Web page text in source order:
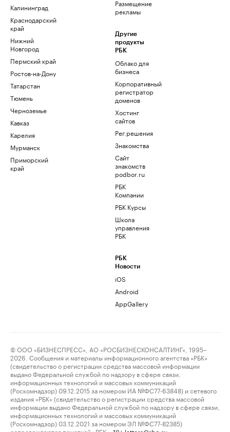
Калининград
Краснодарский
край
Нижний
Новгород
Пермский край
Ростов-на-Дону
Татарстан
Тюмень
Черноземье
Кавказ
Карелия
Мурманск
Приморский
край
Размещение
рекламы
Другие
продукты
РБК
Облако для
бизнеса
Корпоративный
регистратор
доменов
Хостинг
сайтов
Рег.решения
Знакомства
Сайт
знакомств
podbor.ru
РБК
Компании
РБК Курсы
Школа
управления
РБК
РБК
Новости
iOS
Android
AppGallery
© ООО «БИЗНЕСПРЕСС», АО «РОСБИЗНЕСКОНСАЛТИНГ», 1995–
2026. Сообщения и материалы информационного агентства «РБК»
(свидетельство о регистрации средства массовой информации
выдано Федеральной службой по надзору в сфере связи,
информационных технологий и массовых коммуникаций
(Роскомнадзор) 09.12.2015 за номером ИА №ФС77-63848) и сетевого
издания «РБК» (свидетельство о регистрации средства массовой
информации выдано Федеральной службой по надзору в сфере связи,
информационных технологий и массовых коммуникаций
(Роскомнадзор) 03.12.2021 за номером ЭЛ №ФС77-82385)